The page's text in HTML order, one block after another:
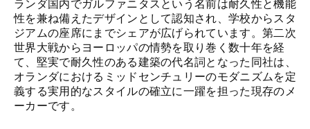
ランダ国内でガルファニタスという名前は耐久性と機能
性を兼ね備えたデザインとして認知され、学校からスタ
ジアムの座席にまでシェアが広げられています。第二次
世界大戦からヨーロッパの情勢を取り巻く数十年を経
て、堅実で耐久性のある建築の代名詞となった同社は、
オランダにおけるミッドセンチュリーのモダニズムを定
義する実用的なスタイルの確立に一躍を担った現存のメ
ーカーです。